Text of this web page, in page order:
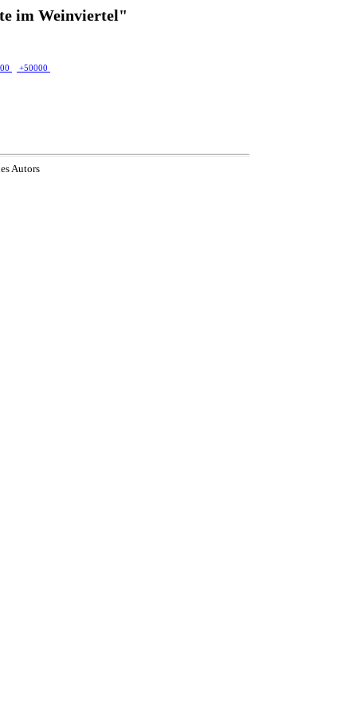
im Weinviertel"
+50000
Autors